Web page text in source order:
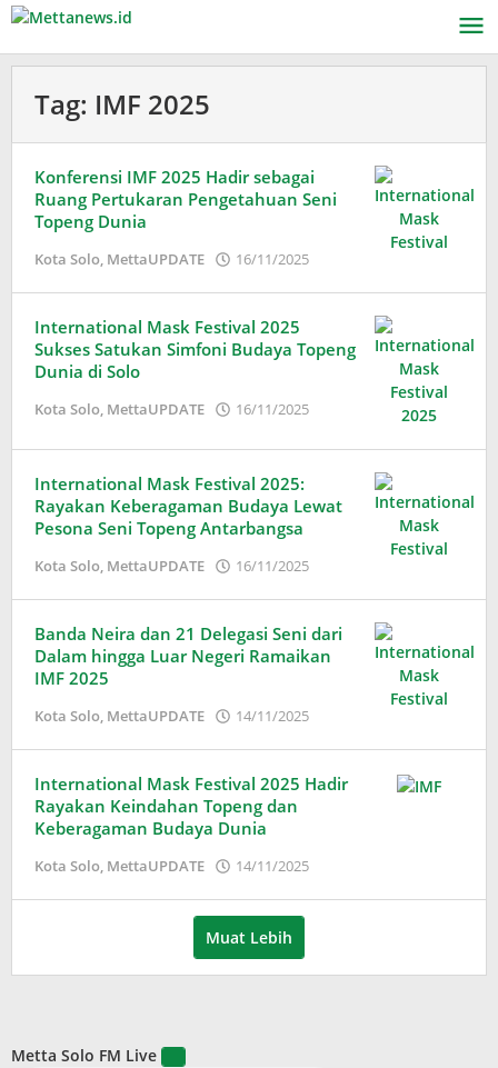
Lewati
konten
Tag: IMF 2025
Konferensi IMF 2025 Hadir sebagai
Ruang Pertukaran Pengetahuan Seni
Topeng Dunia
Kota Solo, MettaUPDATE 16/11/2025
Wardani
International Mask Festival 2025
Sukses Satukan Simfoni Budaya Topeng
Dunia di Solo
Kota Solo, MettaUPDATE 16/11/2025
Wardani
International Mask Festival 2025:
Rayakan Keberagaman Budaya Lewat
Pesona Seni Topeng Antarbangsa
Kota Solo, MettaUPDATE 16/11/2025
Wardani
Banda Neira dan 21 Delegasi Seni dari
Dalam hingga Luar Negeri Ramaikan
IMF 2025
Kota Solo, MettaUPDATE 14/11/2025
Wardani
International Mask Festival 2025 Hadir
Rayakan Keindahan Topeng dan
Keberagaman Budaya Dunia
Kota Solo, MettaUPDATE 14/11/2025
Wardani
Muat Lebih
Metta Solo FM Live